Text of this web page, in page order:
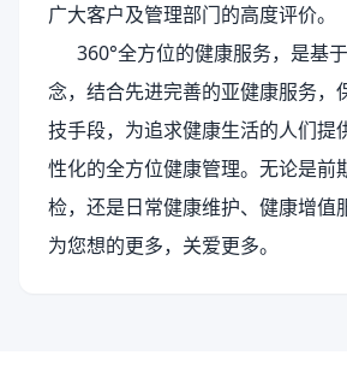
广大客户及管理部门的高度评价。
360°全方位的健康服务，是基
念，结合先进完善的亚健康服务，
技手段，为追求健康生活的人们提
性化的全方位健康管理。无论是前
检，还是日常健康维护、健康增值
为您想的更多，关爱更多。